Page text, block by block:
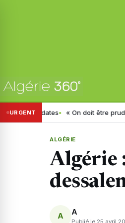
URGENT
dates « On doit être prudent avec
ALGÉRIE
Algérie
A A
Publié le 25 avril